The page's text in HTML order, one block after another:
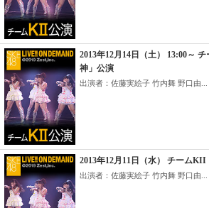
2013年12月14日（土） 13:00～
神」公演
出演者：佐藤実絵子 竹内舞 野口由...
2013年12月11日（水） チーム
出演者：佐藤実絵子 竹内舞 野口由...